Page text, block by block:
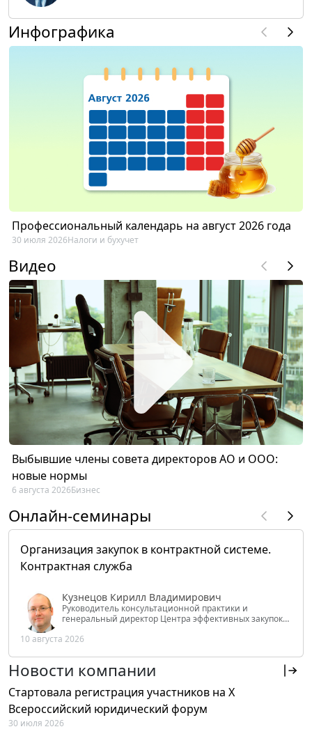
Инфографика
Профессиональный календарь на август 2026 года
30 июля 2026Налоги и бухучет
Видео
Выбывшие члены совета директоров АО и ООО:
новые нормы
6 августа 2026Бизнес
Онлайн-семинары
Организация закупок в контрактной системе.
Контрактная служба
Кузнецов Кирилл Владимирович
Руководитель консультационной практики и
генеральный директор Центра эффективных закупок
РФ
10 августа 2026
Новости компании
Стартовала регистрация участников на X
Всероссийский юридический форум
30 июля 2026